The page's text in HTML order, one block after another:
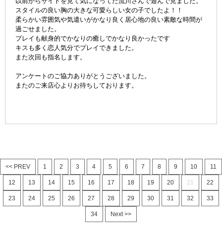
スタイルの良い胸の大きな可愛らしい女の子でしたよ！！
柔らかい雰囲気や気遣いがかなり良く居心地の良い素敵な時間が
過ごせました。
プレイも献身的でかなりの癒しでかなり良かったです
キスも多く恋人気分でプレイできました。
また次回も指名します。
アンケートのご協力ありがとうございました。
またのご来店心よりお待ちしております。
<< PREV 1 2 3 4 5 6 7 8 9 10 11
12 13 14 15 16 17 18 19 20 21 22
23 24 25 26 27 28 29 30 31 32 33
34 Next >>